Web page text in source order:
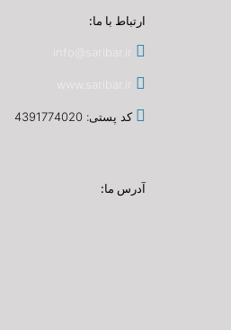
ارتباط با ما:
info@saribar.ir
www.saribar.ir
کد پستی: 4391774020
آدرس ما: